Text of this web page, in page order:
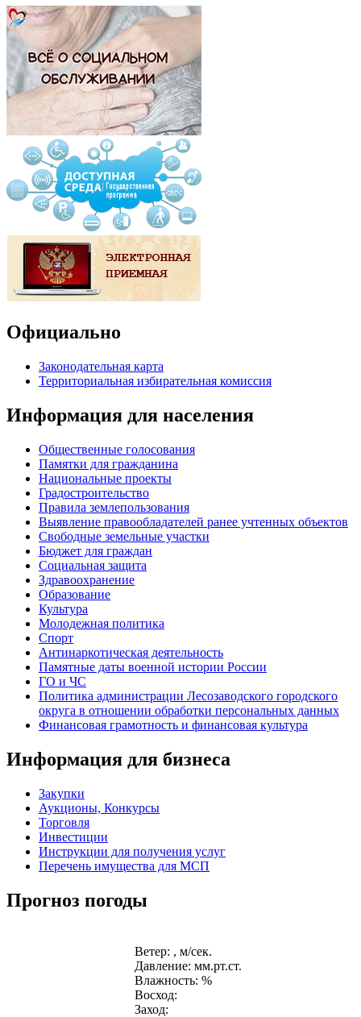
Официально
Законодательная карта
Территориальная избирательная комиссия
Информация для населения
Общественные голосования
Памятки для гражданина
Национальные проекты
Градостроительство
Правила землепользования
Выявление правообладателей ранее учтенных объектов
Свободные земельные участки
Бюджет для граждан
Социальная защита
Здравоохранение
Образование
Культура
Молодежная политика
Спорт
Антинаркотическая деятельность
Памятные даты военной истории России
ГО и ЧС
Политика администрации Лесозаводского городского
округа в отношении обработки персональных данных
Финансовая грамотность и финансовая культура
Информация для бизнеса
Закупки
Аукционы, Конкурсы
Торговля
Инвестиции
Инструкции для получения услуг
Перечень имущества для МСП
Прогноз погоды
Ветер: , м/сек.
Давление: мм.рт.ст.
Влажность: %
Восход:
Заход: